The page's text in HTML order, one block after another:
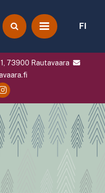
FI
73900 Rautavaara